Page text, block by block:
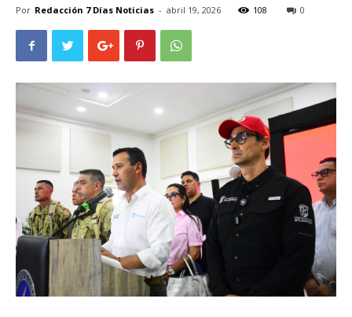
Por Redacción 7 Días Noticias - abril 19, 2026 108 0